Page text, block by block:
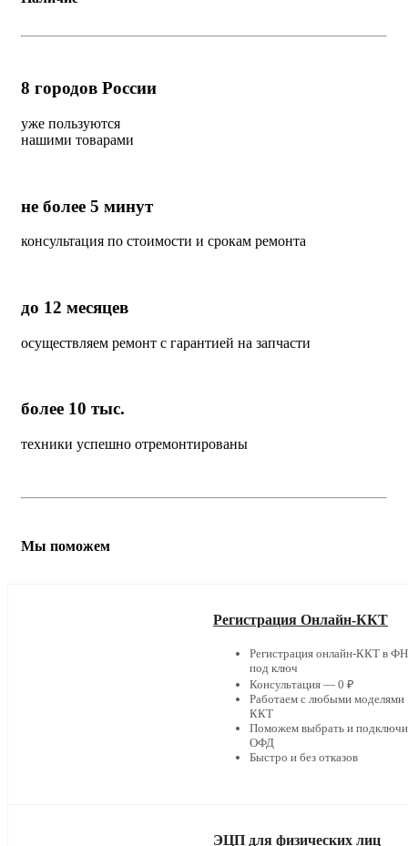
8 городов России
уже пользуются
нашими товарами
не более 5 минут
консультация по стоимости и срокам ремонта
до 12 месяцев
осуществляем ремонт с гарантией на запчасти
более 10 тыс.
техники успешно отремонтированы
Мы поможем
Регистрация Онлайн-ККТ
Регистрация онлайн-ККТ в
под ключ
Консультация — 0 ₽
Работаем с любыми моделями
ККТ
Поможем выбрать и
ОФД
Быстро и без отказов
ЭЦП для физических лиц